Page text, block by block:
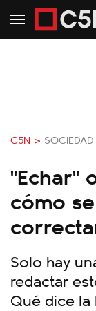
C5N > SOCIEDAD
"Echar"
cómo
Solo hay
redactar
Qué dice la